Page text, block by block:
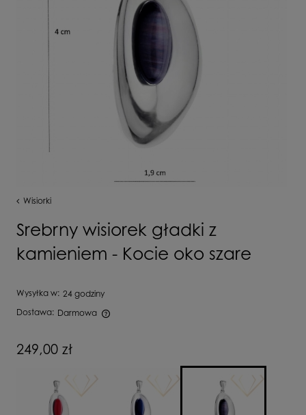
Wisiorki
Srebrny wisiorek gładki z
kamieniem - Kocie oko szare
Wysyłka w: 24 godziny
Dostawa: Darmowa
249,00 zł